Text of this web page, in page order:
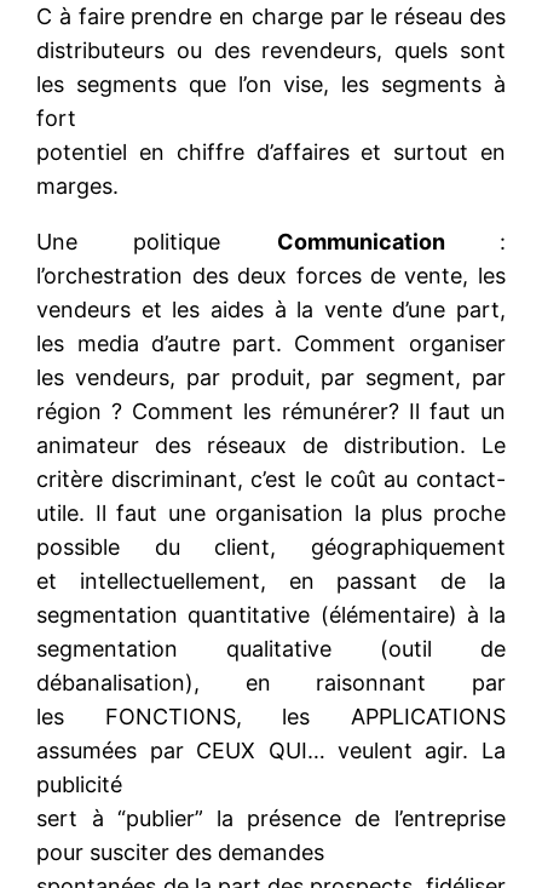
C à faire prendre en charge par le réseau des
distributeurs ou des revendeurs, quels sont
les segments que l’on vise, les segments à
fort
potentiel en chiffre d’affaires et surtout en
marges.
Une politique Communication :
l’orchestration des deux forces de vente, les
vendeurs et les aides à la vente d’une part,
les media d’autre part. Comment organiser
les vendeurs, par produit, par segment, par
région ? Comment les rémunérer? Il faut un
animateur des réseaux de distribution. Le
critère discriminant, c’est le coût au contact-
utile. Il faut une organisation la plus proche
possible du client, géographiquement
et intellectuellement, en passant de la
segmentation quantitative (élémentaire) à la
segmentation qualitative (outil de
débanalisation), en raisonnant par
les FONCTIONS, les APPLICATIONS
assumées par CEUX QUI… veulent agir. La
publicité
sert à “publier” la présence de l’entreprise
pour susciter des demandes